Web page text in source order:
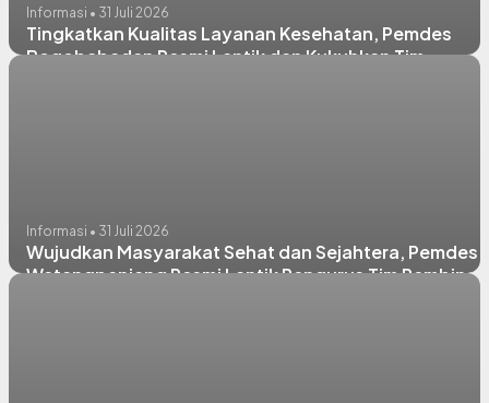
Informasi • 31 Juli 2026
Tingkatkan Kualitas Layanan Kesehatan, Pemdes
Bogobabadan Resmi Lantik dan Kukuhkan Tim
Informasi • 31 Juli 2026
Wujudkan Masyarakat Sehat dan Sejahtera, Pemdes
Watangpanjang Resmi Lantik Pengurus Tim Pembina